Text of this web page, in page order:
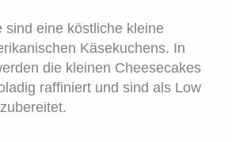
sind eine köstliche kleine
Käsekuchens. In
die kleinen Cheesecakes
raffiniert und sind als Low